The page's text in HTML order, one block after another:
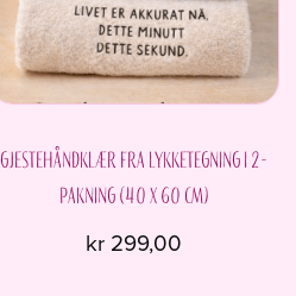
Gjestehåndklær fra Lykketegning i 2-
pakning (40 x 60 cm)
kr 299,00